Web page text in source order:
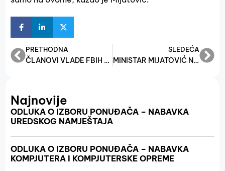
PRETHODNA
ČLANOVI VLADE FBIH NA OTVARANJU MOSTARSKOG SAJMA
SLEDEĆA
MINISTAR MIJATOVIĆ NA EKONOMSKOM FORUMU: POTREBNO JE DA PRIPREMIMO BH EKONOMIJU ZA ULAZAK U EU
Najnovije
ODLUKA O IZBORU PONUĐAČA – NABAVKA
UREDSKOG NAMJEŠTAJA
ODLUKA O IZBORU PONUĐAČA – NABAVKA
KOMPJUTERA I KOMPJUTERSKE OPREME